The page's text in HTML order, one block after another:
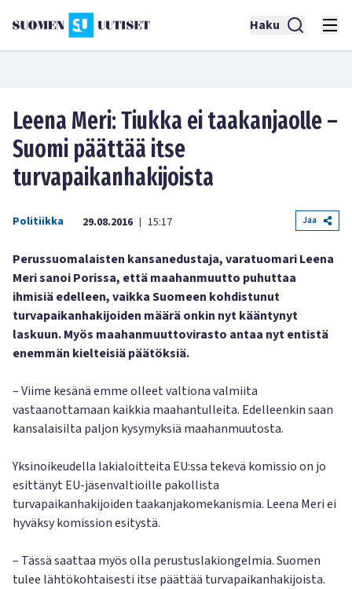
Haku
Leena Meri: Tiukka ei taakanjaolle –
Suomi päättää itse
turvapaikanhakijoista
Politiikka 29.08.2016 | 15:17 Jaa
Perussuomalaisten kansanedustaja, varatuomari Leena
Meri sanoi Porissa, että maahanmuutto puhuttaa
ihmisiä edelleen, vaikka Suomeen kohdistunut
turvapaikanhakijoiden määrä onkin nyt kääntynyt
laskuun. Myös maahanmuuttovirasto antaa nyt entistä
enemmän kielteisiä päätöksiä.
– Viime kesänä emme olleet valtiona valmiita
vastaanottamaan kaikkia maahantulleita. Edelleenkin saan
kansalaisilta paljon kysymyksiä maahanmuutosta.
Yksinoikeudella lakialoitteita EU:ssa tekevä komissio on jo
esittänyt EU-jäsenvaltioille pakollista
turvapaikanhakijoiden taakanjakomekanismia. Leena Meri ei
hyväksy komission esitystä.
– Tässä saattaa myös olla perustuslakiongelmia. Suomen
tulee lähtökohtaisesti itse päättää turvapaikanhakijoista.